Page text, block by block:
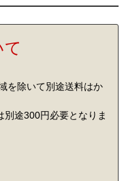
を除いて別途送料はか
途300円必要となりま